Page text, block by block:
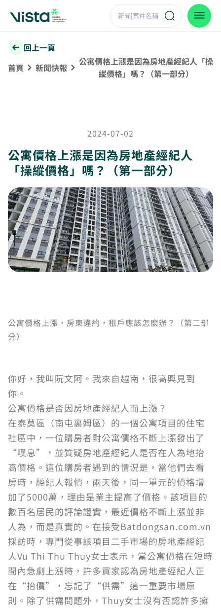
回上一頁
首頁
新聞快報
公寓價格上漲是因為房地產經紀人「操
縱價格」嗎？（第一部分）
2024-07-02
公寓價格上漲是因為房地產經紀人
「操縱價格」嗎？（第一部分）
公寓價格上漲，房東違約，租戶應該怎麼辦？（第二部
分）
你好，我叫阮文阿。我來自越南，很高興見到
你。
公寓價格是否因房地產經紀人而上漲？
在泰莫區（南屯裏姆區）的一個公寓項目的住宅
社區中，一位購房者對公寓價格不斷上漲發出了
“嘆息”，並質疑房地產經紀人是否在人為地抬
高價格。這位購房者遇到的情況是，當他們去看
房時，經紀人報價，兩天後，同一單元的價格增
加了5000萬，理由是業主提高了價格。該項目的
數百名居民的評論證實，最近價格不斷上漲並非
人為，而是真實的。在接受Batdongsan.com.vn
採訪時，專門從事該項目二手市場的房地產經紀
人Vu Thi Thu Thuy女士表示，當公寓價格在短時
間內急劇上漲時，許多買家認為房地產經紀人正
在“抬價”，忘記了“供需”這一重要市場原
則。除了供需問題外，Thuy女士沒有否認許多擁